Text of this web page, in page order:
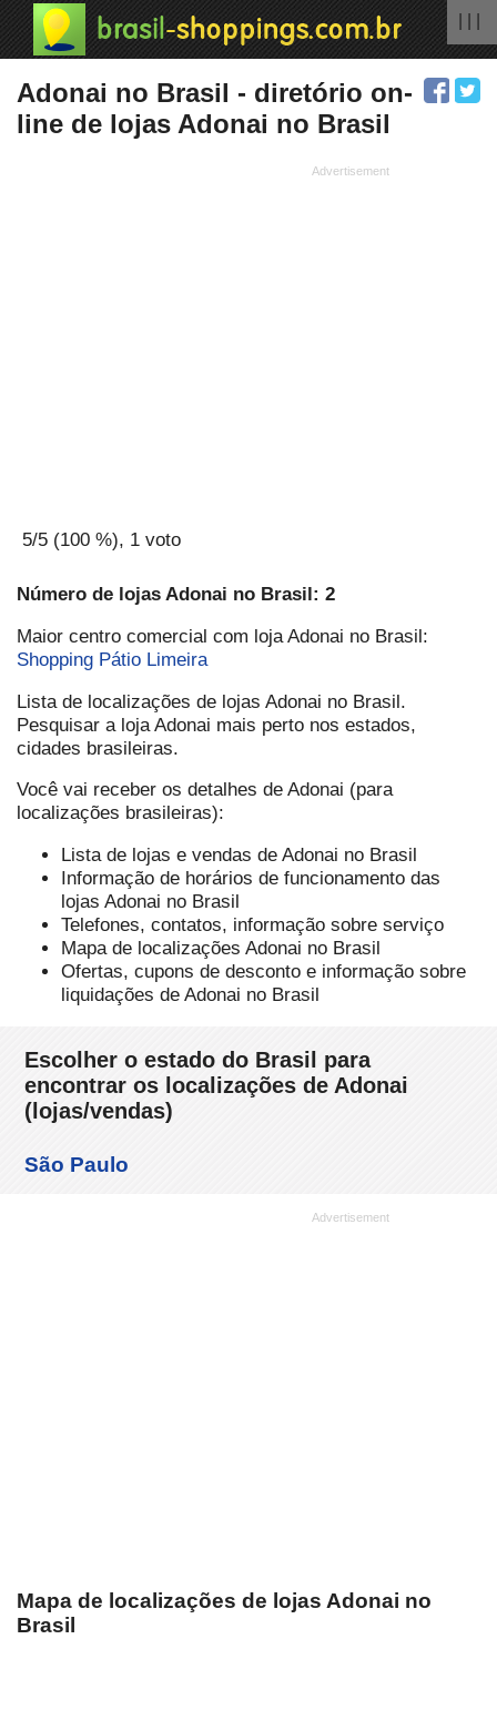
Adonai no Brasil - diretório on-
line de lojas Adonai no Brasil
5/5 (100 %), 1 voto
Número de lojas Adonai no Brasil: 2
Maior centro comercial com loja Adonai no Brasil:
Shopping Pátio Limeira
Lista de localizações de lojas Adonai no Brasil.
Pesquisar a loja Adonai mais perto nos estados,
cidades brasileiras.
Você vai receber os detalhes de Adonai (para
localizações brasileiras):
Lista de lojas e vendas de Adonai no Brasil
Informação de horários de funcionamento das
lojas Adonai no Brasil
Telefones, contatos, informação sobre serviço
Mapa de localizações Adonai no Brasil
Ofertas, cupons de desconto e informação sobre
liquidações de Adonai no Brasil
Escolher o estado do Brasil para
encontrar os localizações de Adonai
(lojas/vendas)
São Paulo
Mapa de localizações de lojas Adonai no
Brasil